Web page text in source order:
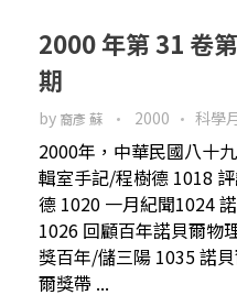
2000 年第 31 卷
期
by 裔彥 蘇 2000 科學
2000年，中華民國八十
輯室手記/程樹德 1018
德 1020 一月紀聞1024
1026 回顧百年諾貝爾物
獎百年/儲三陽 1035 諾
爾獎帶 ...